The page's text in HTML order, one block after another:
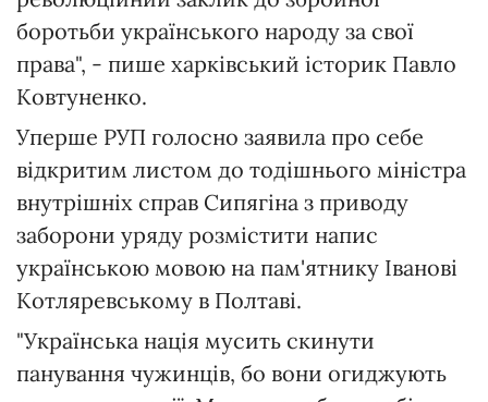
боротьби українського народу за свої
права", - пише харківський історик Павло
Ковтуненко.
Уперше РУП голосно заявила про себе
відкритим листом до тодішнього міністра
внутрішніх справ Сипягіна з приводу
заборони уряду розмістити напис
українською мовою на пам'ятнику Іванові
Котляревському в Полтаві.
"Українська нація мусить скинути
панування чужинців, бо вони огиджують